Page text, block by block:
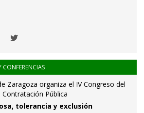
CONFERENCIAS
Zaragoza organiza el IV Congreso del
Pública
tolerancia y exclusión